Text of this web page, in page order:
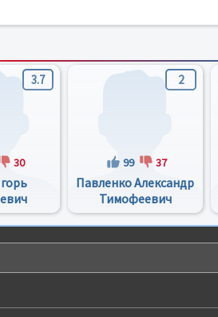
3.7
30
2
99 37
Павленко Александр
Тимофеевич